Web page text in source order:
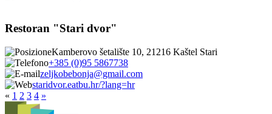
Restoran "Stari dvor"
Kamberovo šetalište 10, 21216 Kaštel Stari
+385 (0)95 5867738
zeljkobebonja@gmail.com
staridvor.eatbu.hr/?lang=hr
« 1 2 3 4 »